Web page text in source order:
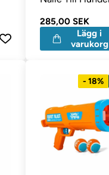
285,00 SEK
Lägg i
varukorg
- 18%